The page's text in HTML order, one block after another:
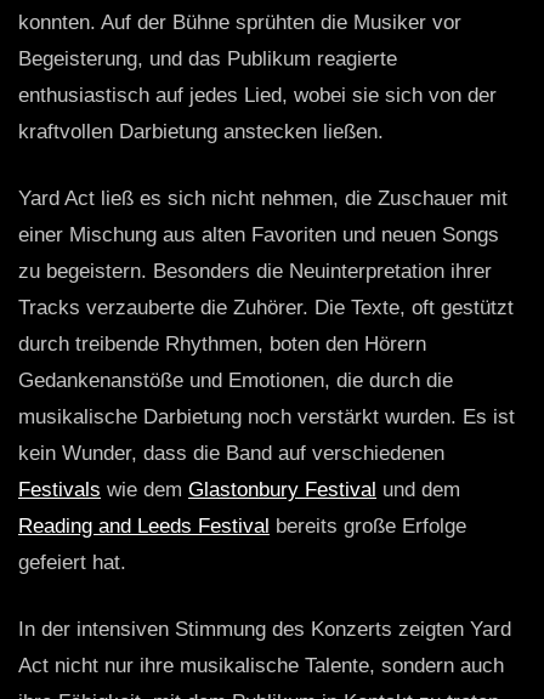
konnten. Auf der Bühne sprühten die Musiker vor
Begeisterung, und das Publikum reagierte
enthusiastisch auf jedes Lied, wobei sie sich von der
kraftvollen Darbietung anstecken ließen.
Yard Act ließ es sich nicht nehmen, die Zuschauer mit
einer Mischung aus alten Favoriten und neuen Songs
zu begeistern. Besonders die Neuinterpretation ihrer
Tracks verzauberte die Zuhörer. Die Texte, oft gestützt
durch treibende Rhythmen, boten den Hörern
Gedankenanstöße und Emotionen, die durch die
musikalische Darbietung noch verstärkt wurden. Es ist
kein Wunder, dass die Band auf verschiedenen
Festivals wie dem Glastonbury Festival und dem
Reading and Leeds Festival bereits große Erfolge
gefeiert hat.
In der intensiven Stimmung des Konzerts zeigten Yard
Act nicht nur ihre musikalische Talente, sondern auch